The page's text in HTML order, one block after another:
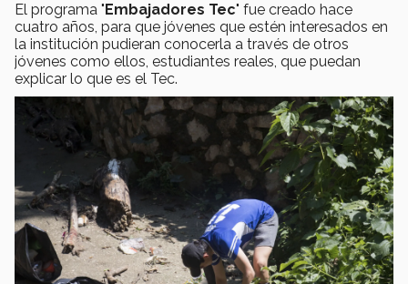
El programa " Embajadores Tec" fue creado hace
cuatro años, para que jóvenes que estén interesados en
la institución pudieran conocerla a través de otros
jóvenes como ellos, estudiantes reales, que puedan
explicar lo que es el Tec.